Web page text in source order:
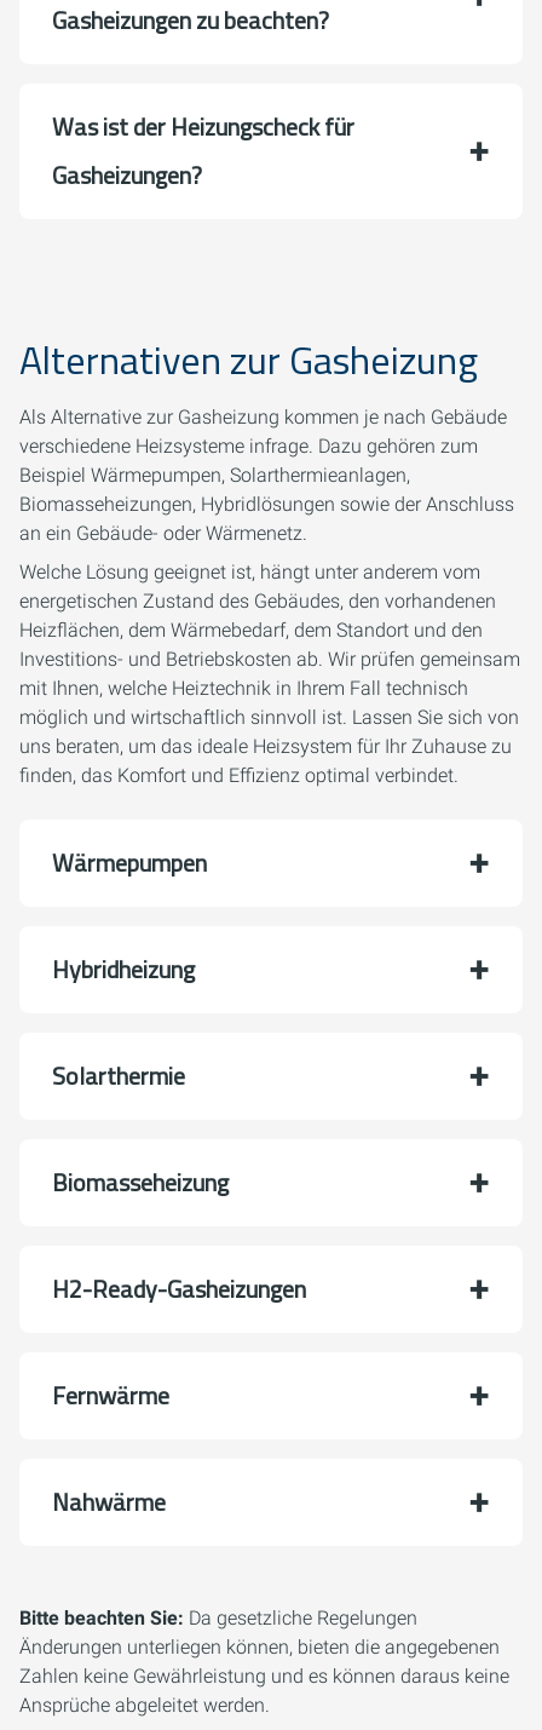
Gasheizungen zu beachten?
Was ist der Heizungscheck für
Gasheizungen?
Alternativen zur Gasheizung
Als Alternative zur Gasheizung kommen je nach Gebäude
verschiedene Heizsysteme infrage. Dazu gehören zum
Beispiel Wärmepumpen, Solarthermieanlagen,
Biomasseheizungen, Hybridlösungen sowie der Anschluss
an ein Gebäude- oder Wärmenetz.
Welche Lösung geeignet ist, hängt unter anderem vom
energetischen Zustand des Gebäudes, den vorhandenen
Heizflächen, dem Wärmebedarf, dem Standort und den
Investitions- und Betriebskosten ab. Wir prüfen gemeinsam
mit Ihnen, welche Heiztechnik in Ihrem Fall technisch
möglich und wirtschaftlich sinnvoll ist. Lassen Sie sich von
uns beraten, um das ideale Heizsystem für Ihr Zuhause zu
finden, das Komfort und Effizienz optimal verbindet.
Wärmepumpen
Hybridheizung
Solarthermie
Biomasseheizung
H2-Ready-Gasheizungen
Fernwärme
Nahwärme
Bitte beachten Sie: Da gesetzliche Regelungen
Änderungen unterliegen können, bieten die angegebenen
Zahlen keine Gewährleistung und es können daraus keine
Ansprüche abgeleitet werden.